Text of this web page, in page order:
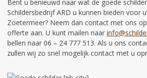
Bent u benieuwd naar wat de goede
Schildersbedrijf ARD u kunnen bieden voor
Zoetermeer? Neem dan contact met ons
offerte aan. U kunt mailen naar
bellen naar 06 – 24 777 513. Als u ons
zullen wij zo snel mogelijk contact met u